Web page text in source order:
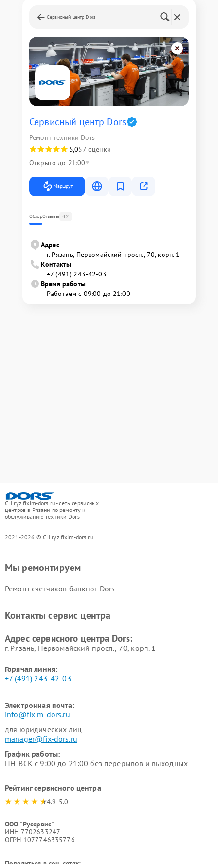
Сервисный центр Dors
Сервисный центр Dors
Ремонт техники Dors
5,057 оценки
Открыто до 21:00
Маршрут
ОбзорОтзывы 42
Адрес
г. Рязань, Первомайский просп., 70, корп. 1
Контакты
+7 (491) 243-42-03
Время работы
Работаем с 09:00 до 21:00
СЦ ryz.fixim-dors.ru - сеть сервисных
центров в Рязани по ремонту и
обслуживанию техники Dors
2021-2026 © СЦ ryz.fixim-dors.ru
Мы ремонтируем
Ремонт счетчиков банкнот Dors
Контакты сервис центра
Адрес сервисного центра Dors:
г. Рязань, Первомайский просп., 70, корп. 1
Горячая линия:
+7 (491) 243-42-03
Электронная почта:
info@fixim-dors.ru
для юридических лиц
manager@fix-dors.ru
График работы:
ПН-ВСК с 9:00 до 21:00 без перерывов и выходных
Рейтинг сервисного центра
4.9-5.0
ООО "Русервис"
ИНН 7702633247
ОГРН 1077746335776